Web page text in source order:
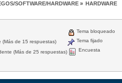
SOFTWARE/HARDWARE» HARDWARE
(Más de 15 respuestas)
(Más de 25 respuestas)
Tema bloqueado
Tema fijado
Encuesta